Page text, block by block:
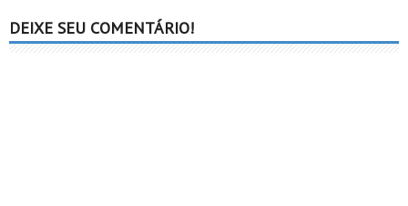
DEIXE SEU COMENTÁRIO!